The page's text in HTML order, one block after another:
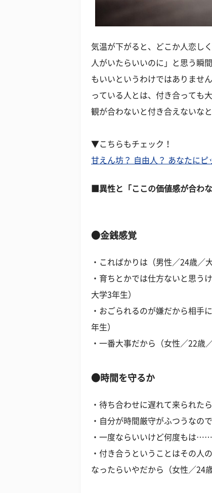
気温が下がると、どこか人恋し
人がいたらいいのに」と思う瞬
もいいというわけではありませ
っている人とは、付き合っても
観が合わないと付き合えないな
▼こちらもチェック！
甘えん坊？ 自由人？ あなたにピ
■異性と「ここの価値感が合わ
●金銭感覚
・こればかりは（男性／24歳／
・育ちとかでは仕方ないと思う
大学3年生）
・おごられるのが嫌だから相手
年生）
・一番大事だから（女性／22歳
●時間を守るか
・待ち合わせに遅れて来られた
・自分が時間厳守がふつうなの
・一度ならいいけど何度もは
・付き合うということはその人
なったらいやだから（女性／24